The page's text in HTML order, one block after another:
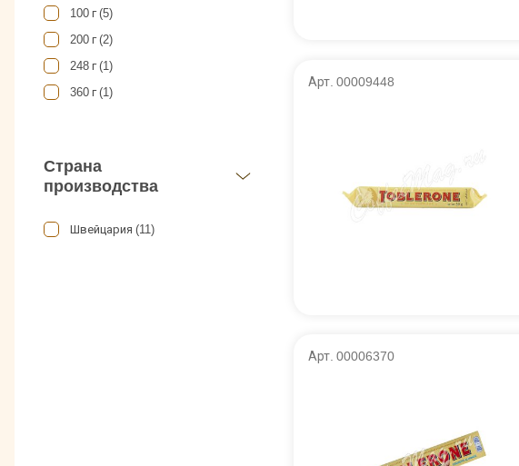
100 г (5)
200 г (2)
248 г (1)
360 г (1)
Страна
производства
Швейцария (11)
Арт. 00009448
Арт. 00006370